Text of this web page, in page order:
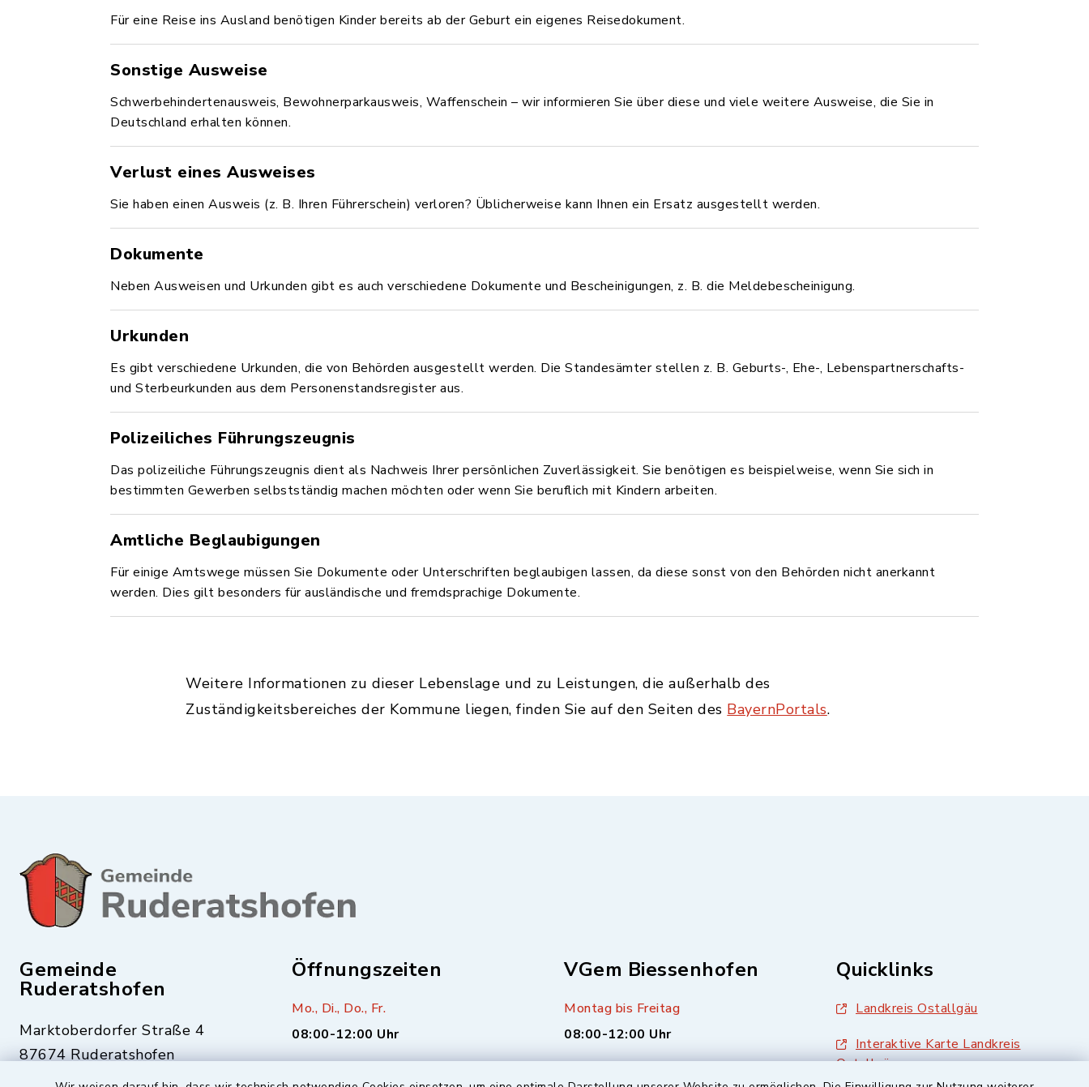
Für eine Reise ins Ausland benötigen Kinder bereits ab der Geburt ein eigenes Reisedokument.
Sonstige Ausweise
Schwerbehindertenausweis, Bewohnerparkausweis, Waffenschein – wir informieren Sie über diese und viele weitere Ausweise, die Sie in
Deutschland erhalten können.
Verlust eines Ausweises
Sie haben einen Ausweis (z. B. Ihren Führerschein) verloren? Üblicherweise kann Ihnen ein Ersatz ausgestellt werden.
Dokumente
Neben Ausweisen und Urkunden gibt es auch verschiedene Dokumente und Bescheinigungen, z. B. die Meldebescheinigung.
Urkunden
Es gibt verschiedene Urkunden, die von Behörden ausgestellt werden. Die Standesämter stellen z. B. Geburts-, Ehe-, Lebenspartnerschafts-
und Sterbeurkunden aus dem Personenstandsregister aus.
Polizeiliches Führungszeugnis
Das polizeiliche Führungszeugnis dient als Nachweis Ihrer persönlichen Zuverlässigkeit. Sie benötigen es beispielweise, wenn Sie sich in
bestimmten Gewerben selbstständig machen möchten oder wenn Sie beruflich mit Kindern arbeiten.
Amtliche Beglaubigungen
Für einige Amtswege müssen Sie Dokumente oder Unterschriften beglaubigen lassen, da diese sonst von den Behörden nicht anerkannt
werden. Dies gilt besonders für ausländische und fremdsprachige Dokumente.
Weitere Informationen zu dieser Lebenslage und zu Leistungen, die außerhalb des
Zuständigkeitsbereiches der Kommune liegen, finden Sie auf den Seiten des BayernPortals.
Gemeinde
Ruderatshofen
Marktoberdorfer Straße 4
87674 Ruderatshofen
Öffnungszeiten
Mo., Di., Do., Fr.
08:00-12:00 Uhr
VGem Biessenhofen
Montag bis Freitag
08:00-12:00 Uhr
Quicklinks
Landkreis Ostallgäu
Interaktive Karte Landkreis
Ostallgäu